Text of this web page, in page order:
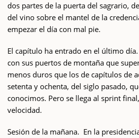
dos partes de la puerta del sagrario,
del vino sobre el mantel de la
empezar el día con mal pie.
El capítulo ha entrado en el último
con sus puertos de montaña que
menos duros que los de capítulos de
setenta y ochenta, del siglo pasado,
conocimos. Pero se llega al sprint
velocidad.
Sesión de la mañana. En la